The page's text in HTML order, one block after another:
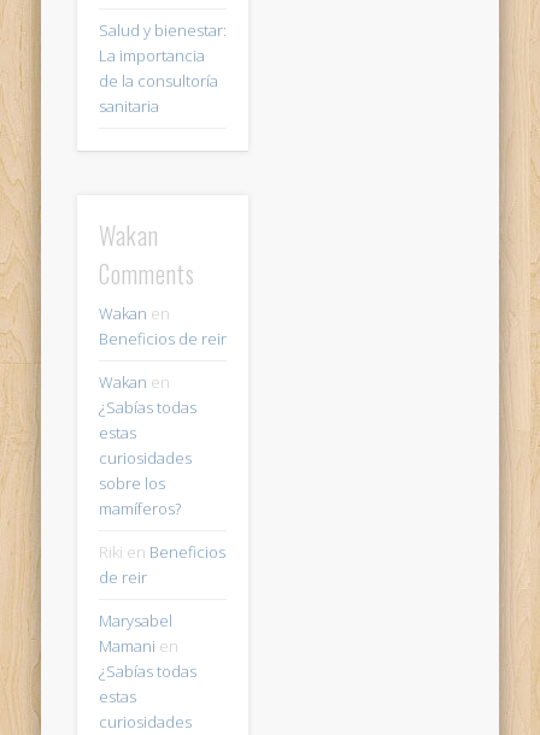
Salud y bienestar:
La importancia
de la consultoría
sanitaria
Wakan
Comments
Wakan en
Beneficios de reir
Wakan en
¿Sabías todas
estas
curiosidades
sobre los
mamíferos?
Riki en Beneficios
de reir
Marysabel
Mamani en
¿Sabías todas
estas
curiosidades